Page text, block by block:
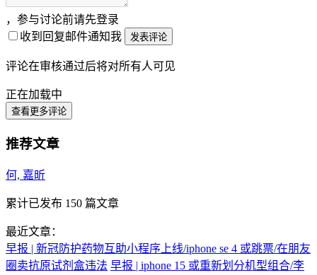
，参与讨论前请先登录
收到回复邮件通知我
发表评论
评论在审核通过后将对所有人可见
正在加载中
查看更多评论
推荐文章
何, 嘉昕
累计已发布 150 篇文章
最近文章：
早报 | 新冠防护药物互助小程序上线/iphone se 4 或跳票/在朋友
圈卖抗原试剂盒违法 早报 | iphone 15 或重新划分机型组合/李